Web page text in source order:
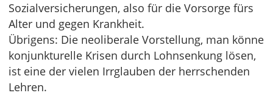
Sozialversicherungen, also für die Vorsorge fürs
Alter und gegen Krankheit.
Übrigens: Die neoliberale Vorstellung, man könne
konjunkturelle Krisen durch Lohnsenkung lösen,
ist eine der vielen Irrglauben der herrschenden
Lehren.